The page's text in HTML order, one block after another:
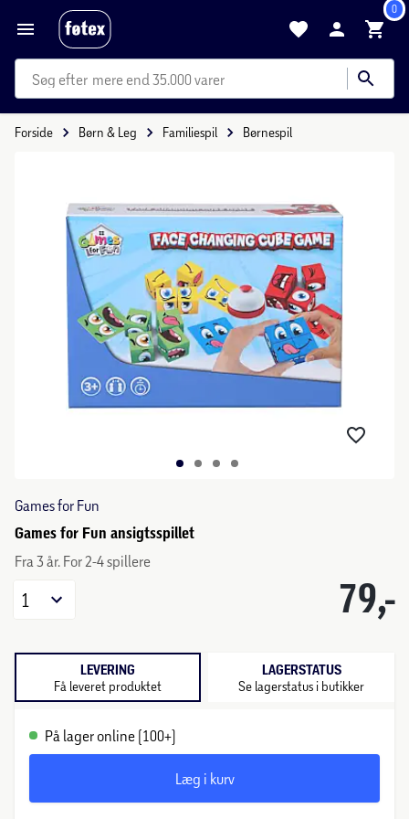
0
mere end 35.000 varer
Forside Børn & Leg Familiespil Børnespil
Games for Fun
Games for Fun ansigtsspillet
Fra 3 år. For 2-4 spillere
79,-
1
LEVERING
Få leveret produktet
LAGERSTATUS
Se lagerstatus i butikker
På lager online (100+)
Læg i kurv